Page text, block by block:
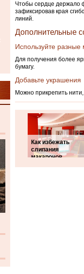
Чтобы сердце держало
зафиксировав края
линий.
Дополнительные
Используйте разные
Для получения более
бумагу.
Добавьте украшения
Можно прикрепить
Как избежать
слипания
макаронов